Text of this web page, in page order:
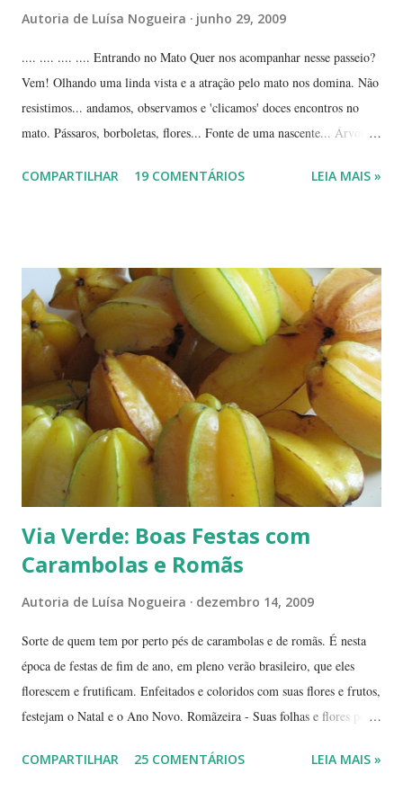
Autoria de Luísa Nogueira junho 29, 2009
.... .... .... .... Entrando no Mato Quer nos acompanhar nesse passeio?
Vem! Olhando uma linda vista e a atração pelo mato nos domina. Não
resistimos... andamos, observamos e 'clicamos' doces encontros no
mato. Pássaros, borboletas, flores... Fonte de uma nascente... Árvores
e cores... Picão*... Mais flores... Muitas plantas, capim, pedras... Um
de passeios no mato, em pleno cerrado, observando as pequenas coisas
à nossa volta, tão importantes mas às vezes tão esquecidas. Vamos
aproveitar as férias para curtir a natureza? ... ----------------------- ....
A moça que aparece na...
COMPARTILHAR 19 COMENTÁRIOS LEIA MAIS »
Via Verde: Boas Festas com
Carambolas e Romãs
Autoria de Luísa Nogueira dezembro 14, 2009
Sorte de quem tem por perto pés de carambolas e de romãs. É nesta
época de festas de fim de ano, em pleno verão brasileiro, que eles
florescem e frutificam. Enfeitados e coloridos com suas flores e frutos,
festejam o Natal e o Ano Novo. Romãzeira - Suas folhas e flores por
por tons mesclados de rosa, amarelo e laranja. No meio das flores
COMPARTILHAR 25 COMENTÁRIOS LEIA MAIS »